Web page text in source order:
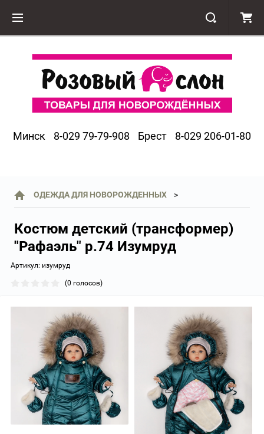
Минск 8-029 79-79-908 Брест 8-029 206-01-80
ОДЕЖДА ДЛЯ НОВОРОЖДЕННЫХ
Костюм детский (трансформер)
"Рафаэль" р.74 Изумруд
Артикул: изумруд
(0 голосов)